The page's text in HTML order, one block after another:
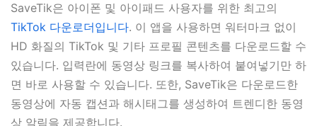
SaveTik은 아이폰 및 아이패드 사용자를 위한 최고의
TikTok 다운로더입니다. 이 앱을 사용하면 워터마크 없이
HD 화질의 TikTok 및 기타 프로필 콘텐츠를 다운로드할 수
있습니다. 입력란에 동영상 링크를 복사하여 붙여넣기만 하
면 바로 사용할 수 있습니다. 또한, SaveTik은 다운로드한
동영상에 자동 캡션과 해시태그를 생성하여 트렌디한 동영
상 알림을 제공합니다.